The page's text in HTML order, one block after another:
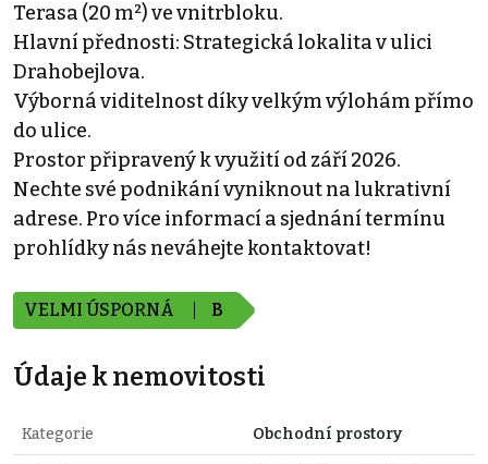
​Terasa (20 m²) ve vnitrbloku.
​Hlavní přednosti: ​Strategická lokalita v ulici
Drahobejlova.
​Výborná viditelnost díky velkým výlohám přímo
do ulice.
​Prostor připravený k využití od září 2026.
​Nechte své podnikání vyniknout na lukrativní
adrese. Pro více informací a sjednání termínu
prohlídky nás neváhejte kontaktovat!
VELMI ÚSPORNÁ B
Údaje k nemovitosti
Kategorie Obchodní prostory